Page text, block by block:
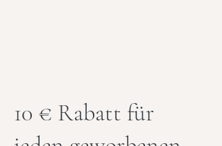
10 € Rabatt für